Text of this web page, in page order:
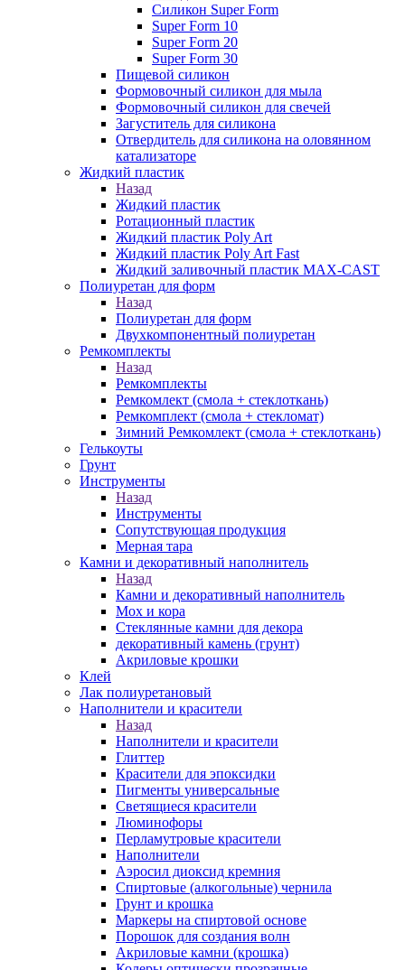
Силикон Super Form
Super Form 10
Super Form 20
Super Form 30
Пищевой силикон
Формовочный силикон для мыла
Формовочный силикон для свечей
Загуститель для силикона
Отвердитель для силикона на оловянном
катализаторе
Жидкий пластик
Назад
Жидкий пластик
Ротационный пластик
Жидкий пластик Poly Art
Жидкий пластик Poly Art Fast
Жидкий заливочный пластик MAX-CAST
Полиуретан для форм
Назад
Полиуретан для форм
Двухкомпонентный полиуретан
Ремкомплекты
Назад
Ремкомплекты
Ремкомлект (смола + стеклоткань)
Ремкомплект (смола + стекломат)
Зимний Ремкомлект (смола + стеклоткань)
Гелькоуты
Грунт
Инструменты
Назад
Инструменты
Сопутствующая продукция
Мерная тара
Камни и декоративный наполнитель
Назад
Камни и декоративный наполнитель
Мох и кора
Стеклянные камни для декора
декоративный камень (грунт)
Акриловые крошки
Клей
Лак полиуретановый
Наполнители и красители
Назад
Наполнители и красители
Глиттер
Красители для эпоксидки
Пигменты универсальные
Светящиеся красители
Люминофоры
Перламутровые красители
Наполнители
Аэросил диоксид кремния
Спиртовые (алкогольные) чернила
Грунт и крошка
Маркеры на спиртовой основе
Порошок для создания волн
Акриловые камни (крошка)